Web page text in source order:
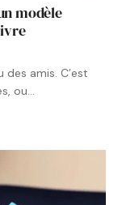
modèle
amis. C’est
ou…